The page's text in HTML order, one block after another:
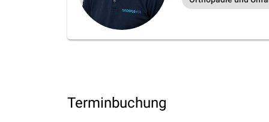
Terminbuchung